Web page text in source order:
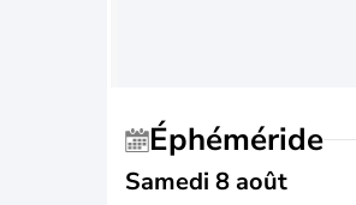
Éphéméride
Samedi 8 août